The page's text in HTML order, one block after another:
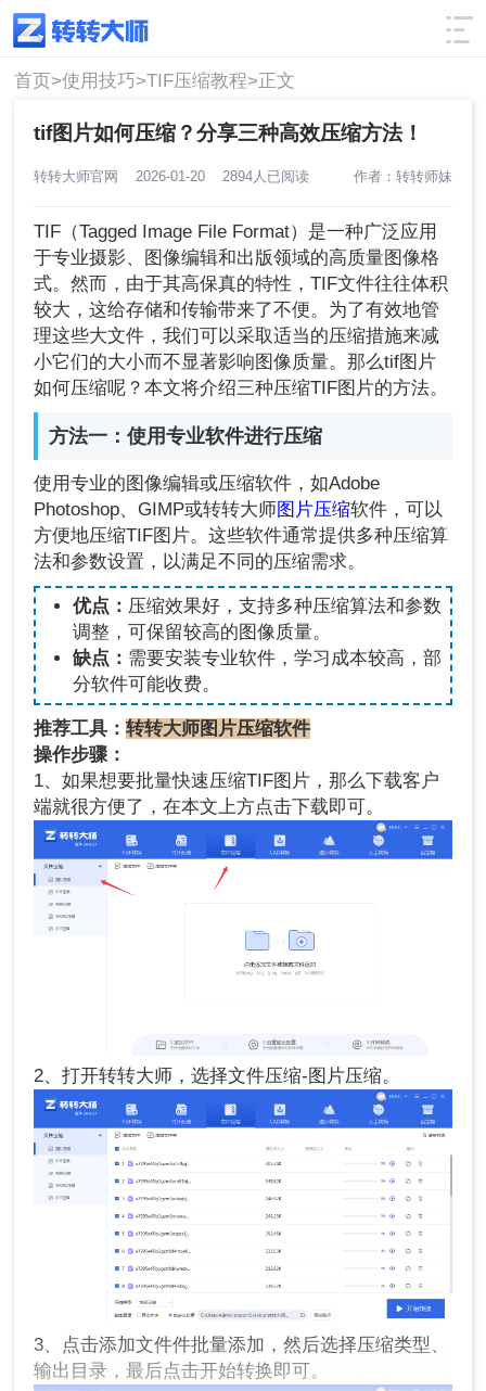
使用技巧 筛选
首页>使用技巧>TIF压缩教程>正文
tif图片如何压缩？分享三种高效压缩方法！
转转大师官网 2026-01-20 2894人已阅读 作者：转转师妹
TIF（Tagged Image File Format）是一种广泛应用
于专业摄影、图像编辑和出版领域的高质量图像格
式。然而，由于其高保真的特性，TIF文件往往体积
较大，这给存储和传输带来了不便。为了有效地管
理这些大文件，我们可以采取适当的压缩措施来减
小它们的大小而不显著影响图像质量。那么tif图片
如何压缩呢？本文将介绍三种压缩TIF图片的方法。
方法一：使用专业软件进行压缩
使用专业的图像编辑或压缩软件，如Adobe
Photoshop、GIMP或转转大师 图片压缩软件，可以
方便地压缩TIF图片。这些软件通常提供多种压缩算
法和参数设置，以满足不同的压缩需求。
优点： 压缩效果好，支持多种压缩算法和参数
调整，可保留较高的图像质量。
缺点： 需要安装专业软件，学习成本较高，部
分软件可能收费。
推荐工具：转转大师图片压缩软件
操作步骤：
1、如果想要批量快速压缩TIF图片，那么下载客户
端就很方便了，在本文上方点击下载即可。
2、打开转转大师，选择文件压缩-图片压缩。
3、点击添加文件件批量添加，然后选择压缩类型、
输出目录，最后点击开始转换即可。